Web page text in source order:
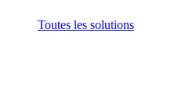
Toutes les solutions